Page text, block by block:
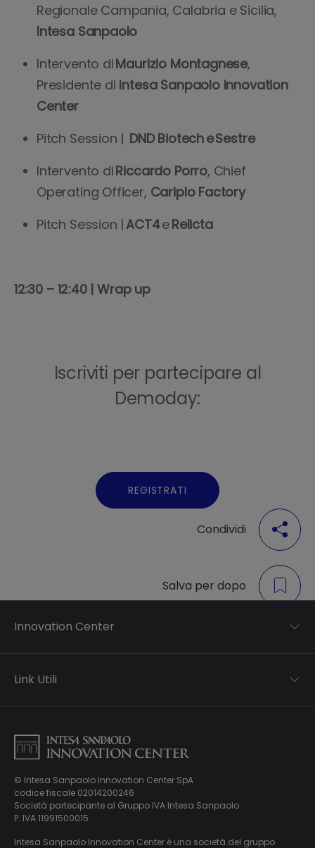
Regionale Campania, Calabria e Sicilia,
Intesa Sanpaolo
Intervento diMaurizio Montagnese,
Presidente di Intesa Sanpaolo Innovation
Center
Pitch Session | DND Biotech e Sestre
Intervento diRiccardo Porro, Chief
Operating Officer, Cariplo Factory
Pitch Session |ACT4eRelicta
12:30 – 12:40 | Wrap up
Iscriviti per partecipare al
Demoday:
REGISTRATI
Condividi
Salva per dopo
© Intesa Sanpaolo Innovation Center SpA
codice fiscale 02014200246
Società partecipante al Gruppo IVA Intesa Sanpaolo
P. IVA 11991500015
Intesa Sanpaolo Innovation Center è una società del gruppo
Innovation Center
Applied research
Business transformation
Chi siamo
News ed Eventi
Podcast
Link Utili
Informativa Privacy Careers
Privacy e Cookie Policy
Mappa del sito
Whistleblowing
Modello di gestione, organizzazione e controllo ex Dlgs.